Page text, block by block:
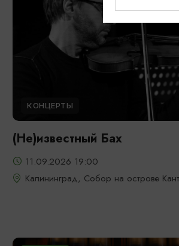
КОНЦЕРТЫ
(Не)известный Бах
11.09.2026 19:00
Калининград, Собор на острове